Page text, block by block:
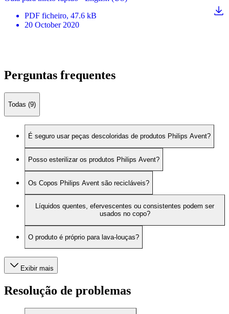
PDF ficheiro, 47.6 kB
20 October 2020
Perguntas frequentes
Todas (9)
É seguro usar peças descoloridas de produtos Philips Avent?
Posso esterilizar os produtos Philips Avent?
Os Copos Philips Avent são recicláveis?
Líquidos quentes, efervescentes ou consistentes podem ser
usados no copo?
O produto é próprio para lava-louças?
Exibir mais
Resolução de problemas